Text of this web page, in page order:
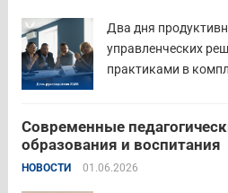
Наталья Сергеевна
важность очных
Два дня
управленческих
практиками в
управления
ключевых задач и
образования
Современные
образования и воспитания
НОВОСТИ 01.06.2026